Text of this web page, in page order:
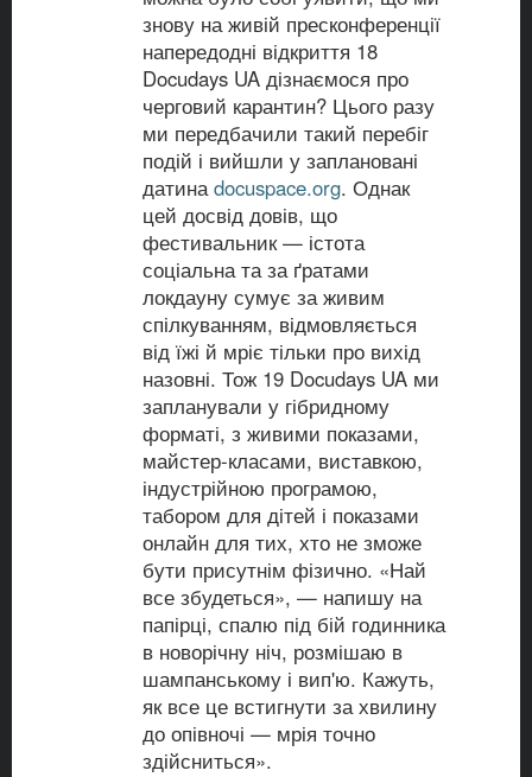
знову на живій пресконференції
напередодні відкриття 18
Docudays UA дізнаємося про
черговий карантин? Цього разу
ми передбачили такий перебіг
подій і вийшли у заплановані
датинаdocuspace.org. Однак
цей досвід довів, що
фестивальник — істота
соціальна та за ґратами
локдауну сумує за живим
спілкуванням, відмовляється
від їжі й мріє тільки про вихід
назовні. Тож 19 Docudays UA ми
запланували у гібридному
форматі, з живими показами,
майстер-класами, виставкою,
індустрійною програмою,
табором для дітей і показами
онлайн для тих, хто не зможе
бути присутнім фізично. «Най
все збудеться», — напишу на
папірці, спалю під бій годинника
в новорічну ніч, розмішаю в
шампанському і вип'ю. Кажуть,
як все це встигнути за хвилину
до опівночі — мрія точно
здійсниться».